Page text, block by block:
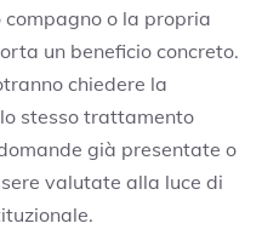
compagno o la propria
un beneficio concreto.
chiedere la
stesso trattamento
già presentate o
valutate alla luce di